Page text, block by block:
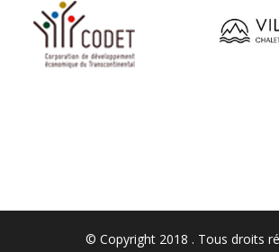
© Copyright 2018 . Tous droits